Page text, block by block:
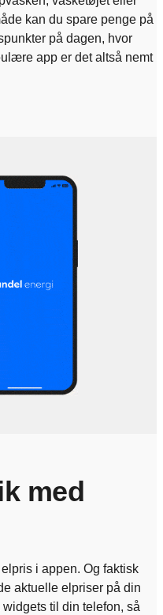
kan du spare penge på
på dagen, hvor
app er det altså nemt
med
i appen. Og faktisk
aktuelle elpriser på din
til din telefon, så